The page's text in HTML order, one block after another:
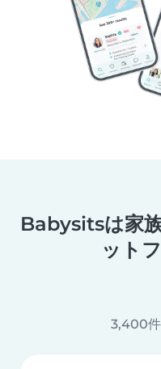
Babysitsは家
ット
3,400件